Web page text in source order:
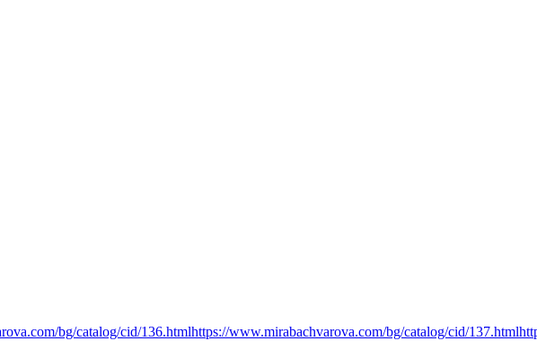
bg/catalog/cid/136.htmlhttps://www.mirabachvarova.com/bg/catalog/cid/137.html